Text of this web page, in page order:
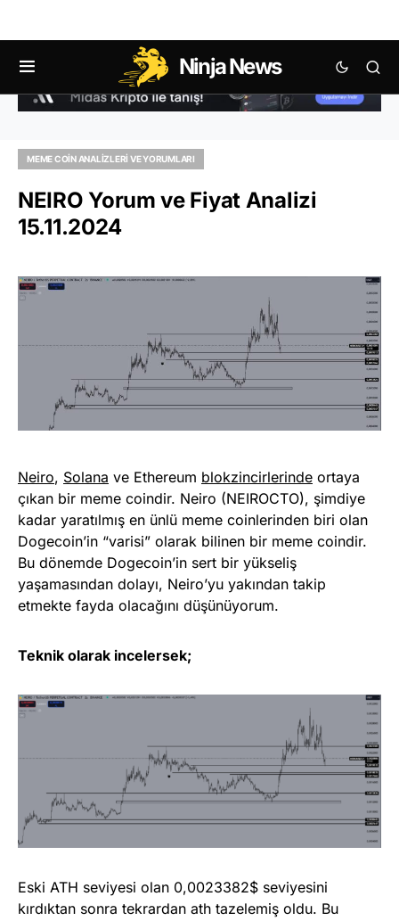
Ninja News
MEME COIN ANALIZLERI VE YORUMLARI
NEIRO Yorum ve Fiyat Analizi
15.11.2024
Neiro, Solana ve Ethereum blokzincirlerinde ortaya
çıkan bir meme coindir. Neiro (NEIROCTO), şimdiye
kadar yaratılmış en ünlü meme coinlerinden biri olan
Dogecoin’in “varisi” olarak bilinen bir meme coindir.
Bu dönemde Dogecoin’in sert bir yükseliş
yaşamasından dolayı, Neiro’yu yakından takip
etmekte fayda olacağını düşünüyorum.
Teknik olarak incelersek;
Eski ATH seviyesi olan 0,0023382$ seviyesini
kırdıktan sonra tekrardan ath tazelemiş oldu. Bu